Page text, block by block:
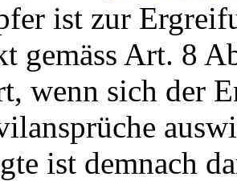
ist zur
gemäss Art. 8
wenn sich der
ist demnach